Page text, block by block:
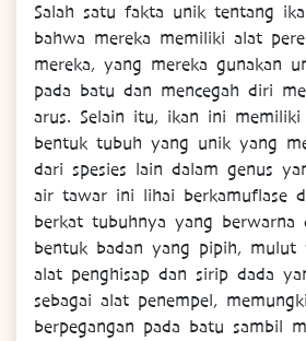
Salah satu fakta unik tentang
bahwa mereka memiliki alat
mereka, yang mereka gunakan
pada batu dan mencegah diri
arus. Selain itu, ikan ini
bentuk tubuh yang unik yang
dari spesies lain dalam genus
air tawar ini lihai berkamuflase
berkat tubuhnya yang berwarna
bentuk badan yang pipih, mulut
alat penghisap dan sirip dada
sebagai alat penempel,
berpegangan pada batu sambil